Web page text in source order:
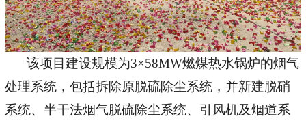
该项目建设规模为3×58MW燃煤热水锅炉的烟气
处理系统，包括拆除原脱硫除尘系统，并新建脱硝
系统、半干法烟气脱硫除尘系统、引风机及烟道系